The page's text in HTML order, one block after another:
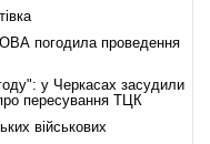
погодила проведення
у Черкасах засудили
пересування ТЦК
військових